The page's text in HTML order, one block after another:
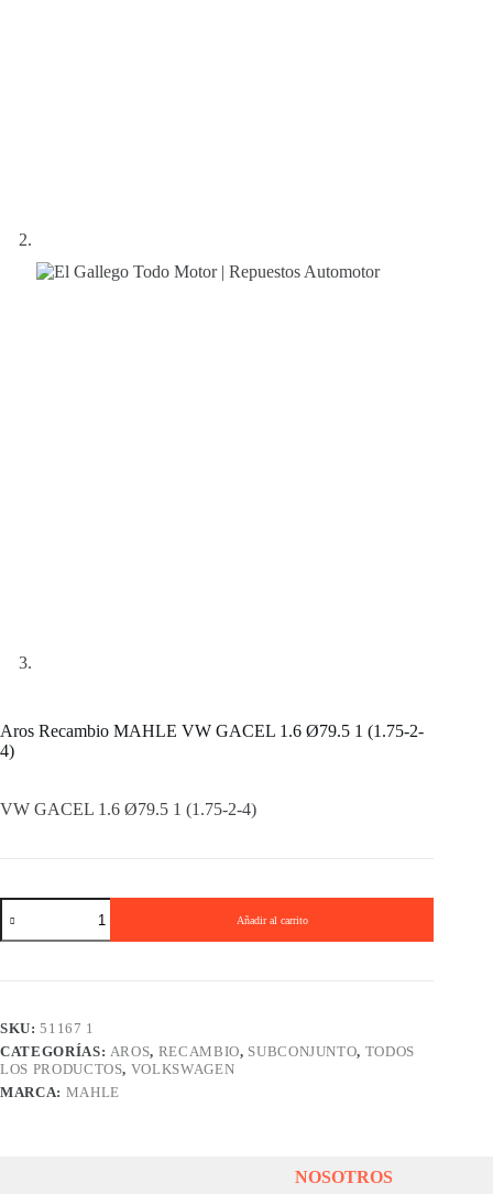
Aros Recambio MAHLE VW GACEL 1.6 Ø79.5 1 (1.75-2-
4)
VW GACEL 1.6 Ø79.5 1 (1.75-2-4)
Aros
Recambio
MAHLE
1
(1.75-
2-
4)
Añadir al carrito
SKU:51167 1
CATEGORÍAS: AROS, RECAMBIO, SUBCONJUNTO, TODOS
LOS PRODUCTOS, VOLKSWAGEN
MARCA: MAHLE
NOSOTROS